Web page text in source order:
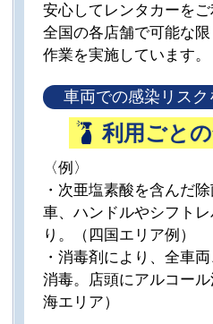
安心してレンタカーをご
全国の各店舗で可能な
作業を実施しています。
車両での感染リス
利用ごと
〈例〉
・次亜塩素酸を含んだ
車、ハンドルやシフト
り。（四国エリア例）
・消毒剤により、全車
消毒。店頭にアルコー
海エリア）